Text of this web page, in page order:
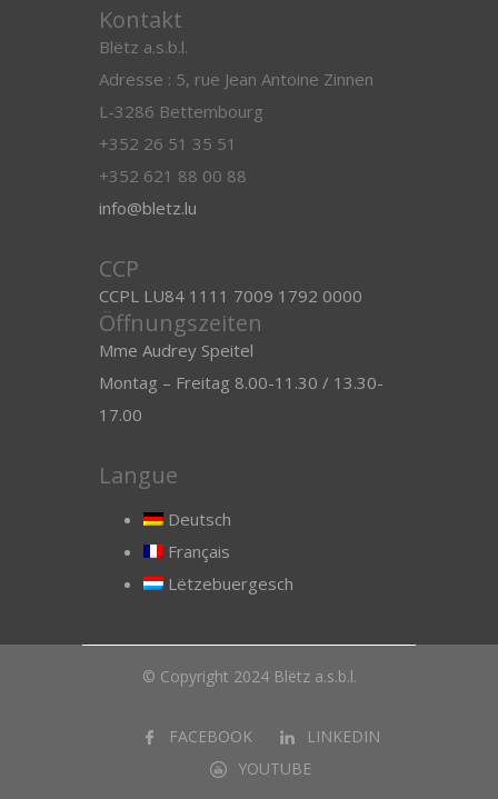
Kontakt
Blëtz a.s.b.l.
Adresse : 5, rue Jean Antoine Zinnen
L-3286 Bettembourg
+352 26 51 35 51
+352 621 88 00 88
info@bletz.lu
CCP
CCPL LU84 1111 7009 1792 0000
Öffnungszeiten
Mme Audrey Speitel
Montag – Freitag 8.00-11.30 / 13.30-
17.00
Langue
Deutsch
Français
Lëtzebuergesch
© Copyright 2024 Blëtz a.s.b.l.
FACEBOOK
LINKEDIN
YOUTUBE